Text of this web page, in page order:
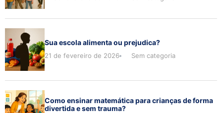
Sua escola alimenta ou prejudica?
21 de fevereiro de 2026 Sem categoria
Como ensinar matemática para crianças de forma
divertida e sem trauma?